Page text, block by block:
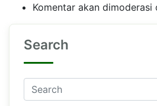
Komentar akan dimoderasi
Search